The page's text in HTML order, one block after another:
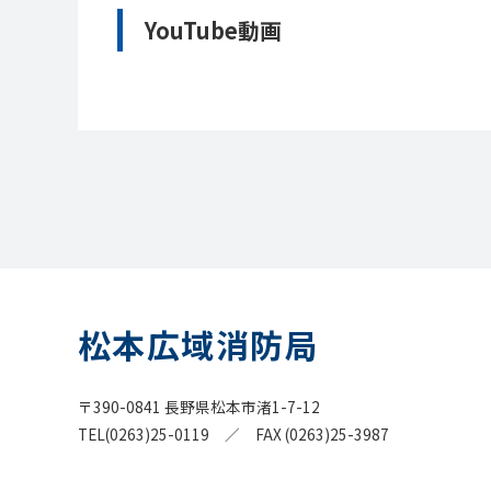
YouTube動画
松本広域消防局
〒390-0841 長野県松本市渚1-7-12
TEL(0263)25-0119 ／ FAX (0263)25-3987